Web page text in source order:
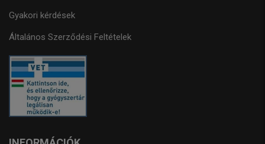
Gyakori kérdések
Általános Szerződési Feltételek